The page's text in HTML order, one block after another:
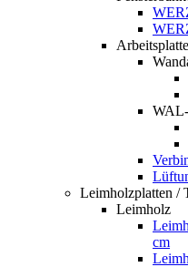
Leimholzplatten /
Leimholz
cm